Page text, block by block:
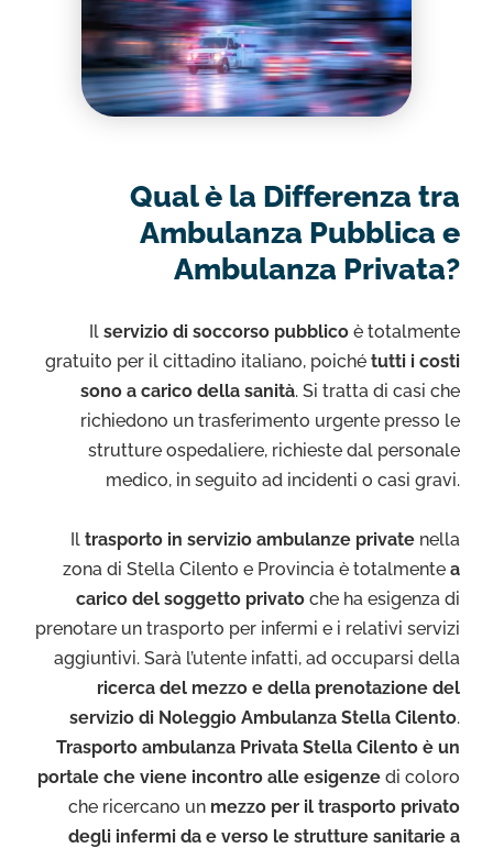
Qual è la Differenza tra
Ambulanza Pubblica e
Ambulanza Privata?
Il servizio di soccorso pubblico è totalmente
gratuito per il cittadino italiano, poiché tutti i costi
sono a carico della sanità. Si tratta di casi che
richiedono un trasferimento urgente presso le
strutture ospedaliere, richieste dal personale
medico, in seguito ad incidenti o casi gravi.
Il trasporto in servizio ambulanze private nella
zona di Stella Cilento e Provincia è totalmente a
carico del soggetto privato che ha esigenza di
prenotare un trasporto per infermi e i relativi servizi
aggiuntivi. Sarà l’utente infatti, ad occuparsi della
ricerca del mezzo e della prenotazione del
servizio di Noleggio Ambulanza Stella Cilento.
Trasporto ambulanza Privata Stella Cilento è un
portale che viene incontro alle esigenze di coloro
che ricercano un mezzo per il trasporto privato
degli infermi da e verso le strutture sanitarie a